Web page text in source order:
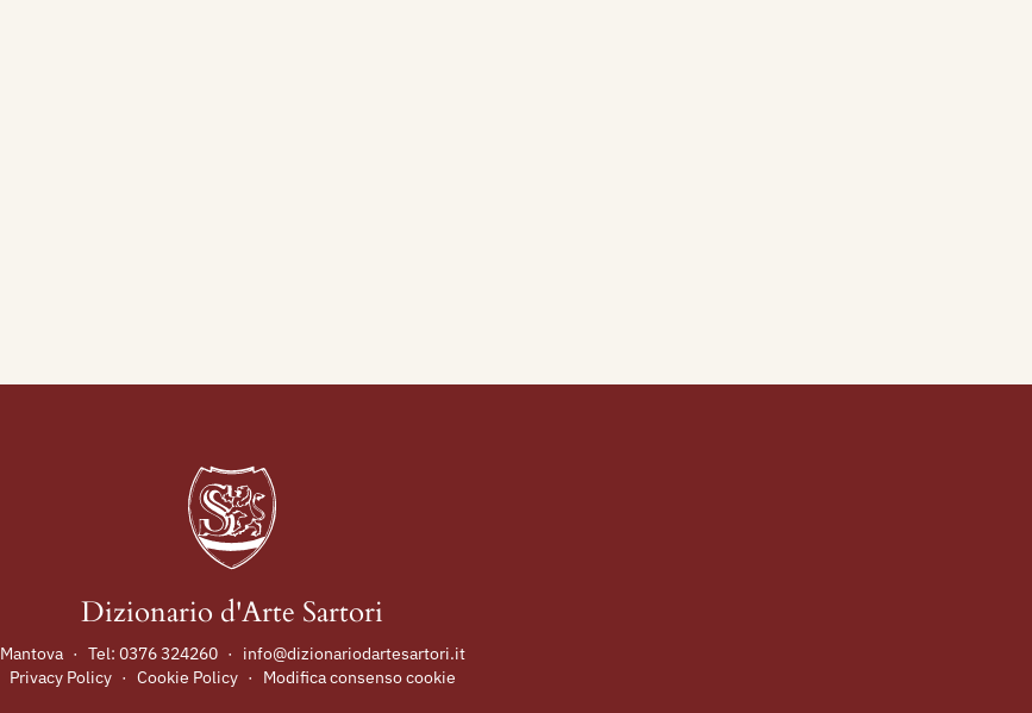
Dizionario d'Arte Sartori
Mantova · Tel: 0376 324260 ·
info@dizionariodartesartori.it
Privacy Policy · Cookie Policy · Modifica consenso cookie